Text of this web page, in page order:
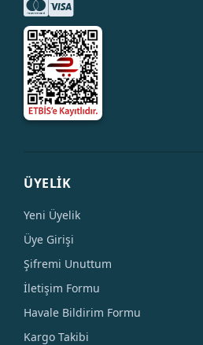
ÜYELİK
Yeni Üyelik
Üye Girişi
Şifremi Unuttum
İletişim Formu
Havale Bildirim Formu
Kargo Takibi